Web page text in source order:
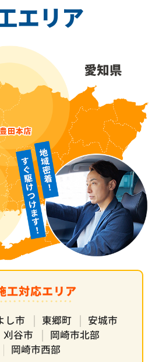
エリア
工対応エリア
し市 東郷町
安城市
刈谷市
岡崎市北部
岡崎市西部